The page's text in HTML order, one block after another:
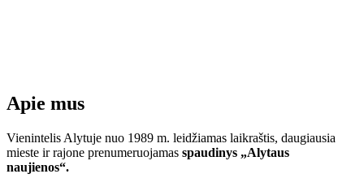
Apie mus
Vienintelis Alytuje nuo 1989 m. leidžiamas laikraštis, daugiausia
mieste ir rajone prenumeruojamas spaudinys „Alytaus
naujienos“.